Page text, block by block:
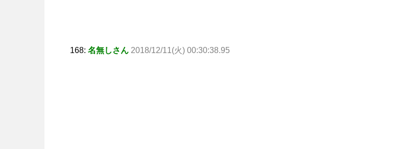
168: 名無しさん 2018/12/11(火) 00:30:38.95